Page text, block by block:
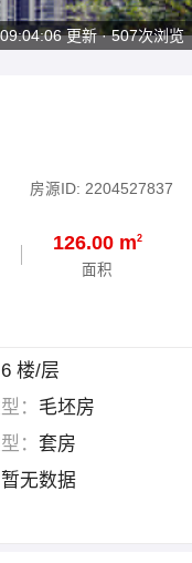
房源ID: 2204527837
126.00 m2
面积
更新 · 507次浏览
6 楼/层
： 毛坯房
： 套房
暂无数据